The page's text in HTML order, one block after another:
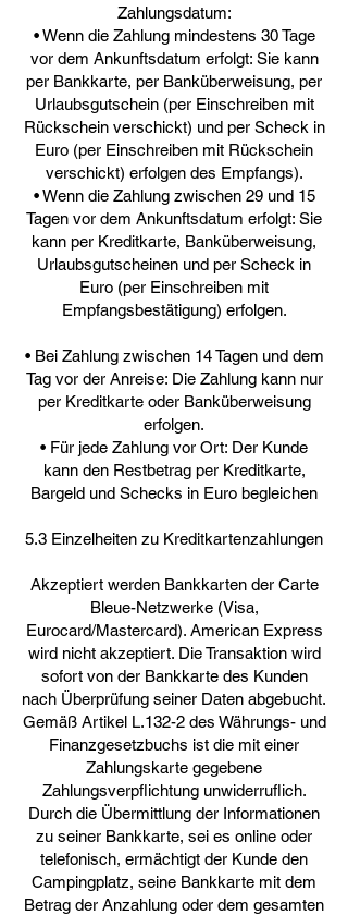
Zahlungsdatum:
• Wenn die Zahlung mindestens 30 Tage
vor dem Ankunftsdatum erfolgt: Sie kann
per Bankkarte, per Banküberweisung, per
Urlaubsgutschein (per Einschreiben mit
Rückschein verschickt) und per Scheck in
Euro (per Einschreiben mit Rückschein
verschickt) erfolgen des Empfangs).
• Wenn die Zahlung zwischen 29 und 15
Tagen vor dem Ankunftsdatum erfolgt: Sie
kann per Kreditkarte, Banküberweisung,
Urlaubsgutscheinen und per Scheck in
Euro (per Einschreiben mit
Empfangsbestätigung) erfolgen.
• Bei Zahlung zwischen 14 Tagen und dem
Tag vor der Anreise: Die Zahlung kann nur
per Kreditkarte oder Banküberweisung
erfolgen.
• Für jede Zahlung vor Ort: Der Kunde
kann den Restbetrag per Kreditkarte,
Bargeld und Schecks in Euro begleichen
5.3 Einzelheiten zu Kreditkartenzahlungen
Akzeptiert werden Bankkarten der Carte
Bleue-Netzwerke (Visa,
Eurocard/Mastercard). American Express
wird nicht akzeptiert. Die Transaktion wird
sofort von der Bankkarte des Kunden
nach Überprüfung seiner Daten abgebucht.
Gemäß Artikel L.132-2 des Währungs- und
Finanzgesetzbuchs ist die mit einer
Zahlungskarte gegebene
Zahlungsverpflichtung unwiderruflich.
Durch die Übermittlung der Informationen
zu seiner Bankkarte, sei es online oder
telefonisch, ermächtigt der Kunde den
Campingplatz, seine Bankkarte mit dem
Betrag der Anzahlung oder dem gesamten